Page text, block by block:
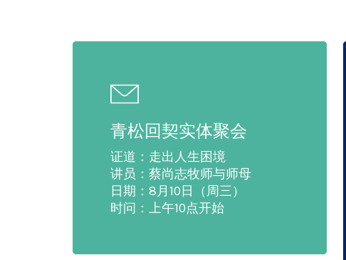
青松回契实体聚会
证道：走出人生困境
讲员：蔡尚志牧师与师母
日期：8月10日（周三）
时问：上午10点开始